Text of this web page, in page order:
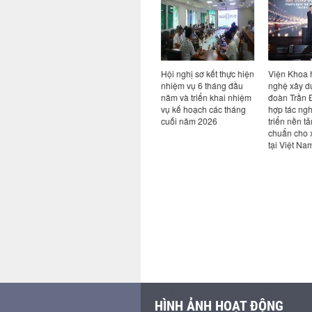
Hội nghị sơ kết thực hiện
nhiệm vụ 6 tháng đầu
năm và triển khai nhiệm
vụ kế hoạch các tháng
cuối năm 2026
Viện Khoa
nghệ xây
đoàn Trần
hợp tác
triển nền
chuẩn cho
tại Việt Nam
HÌNH ẢNH HOẠT ĐỘNG